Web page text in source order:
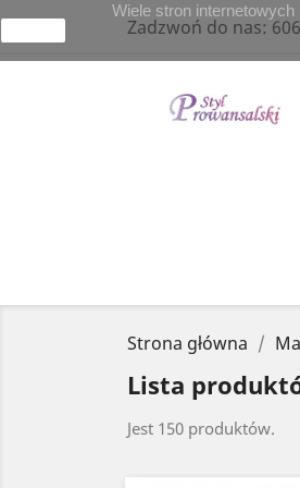
Zadzwoń do nas:
Strona główna
Lista
Jest 150 produktów.
Wiele stron